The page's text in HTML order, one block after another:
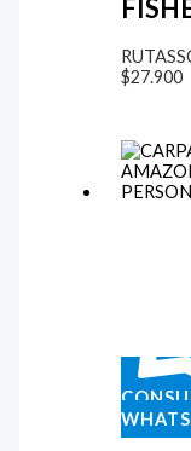
$27.900